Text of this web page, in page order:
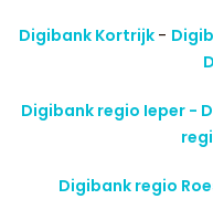
Digibank Kortrijk -
Digibank regio Ieper -
Digibank regio